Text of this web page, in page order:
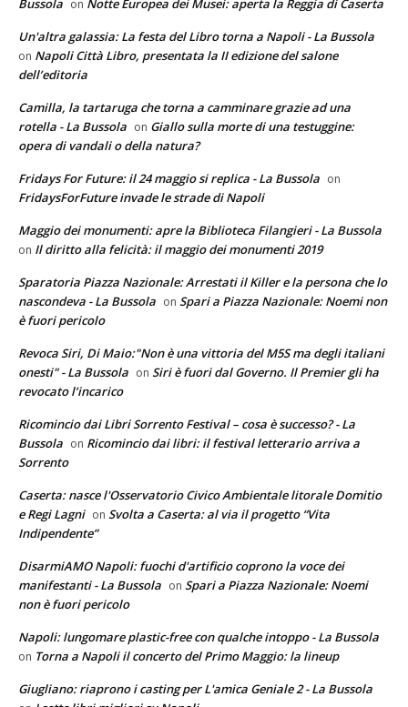
Bussola on Notte Europea dei Musei: aperta la Reggia di Caserta
Un'altra galassia: La festa del Libro torna a Napoli - La Bussola
on Napoli Città Libro, presentata la II edizione del salone
dell’editoria
Camilla, la tartaruga che torna a camminare grazie ad una
rotella - La Bussola on Giallo sulla morte di una testuggine:
opera di vandali o della natura?
Fridays For Future: il 24 maggio si replica - La Bussola on
FridaysForFuture invade le strade di Napoli
Maggio dei monumenti: apre la Biblioteca Filangieri - La Bussola
on Il diritto alla felicità: il maggio dei monumenti 2019
Sparatoria Piazza Nazionale: Arrestati il Killer e la persona che lo
nascondeva - La Bussola on Spari a Piazza Nazionale: Noemi non
è fuori pericolo
Revoca Siri, Di Maio:"Non è una vittoria del M5S ma degli italiani
onesti" - La Bussola on Siri è fuori dal Governo. Il Premier gli ha
revocato l’incarico
Ricomincio dai Libri Sorrento Festival – cosa è successo? - La
Bussola on Ricomincio dai libri: il festival letterario arriva a
Sorrento
Caserta: nasce l'Osservatorio Civico Ambientale litorale Domitio
e Regi Lagni on Svolta a Caserta: al via il progetto “Vita
Indipendente”
DisarmiAMO Napoli: fuochi d'artificio coprono la voce dei
manifestanti - La Bussola on Spari a Piazza Nazionale: Noemi
non è fuori pericolo
Napoli: lungomare plastic-free con qualche intoppo - La Bussola
on Torna a Napoli il concerto del Primo Maggio: la lineup
Giugliano: riaprono i casting per L'amica Geniale 2 - La Bussola